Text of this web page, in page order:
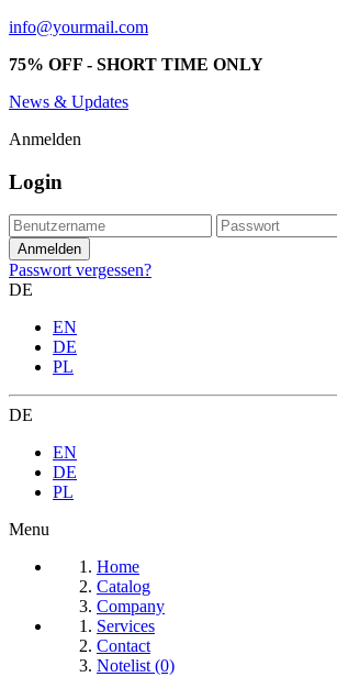
info@yourmail.com
75% OFF - SHORT TIME ONLY
News & Updates
Anmelden
Login
Passwort vergessen?
DE
EN
DE
PL
DE
EN
DE
PL
Menu
Home
Catalog
Company
Services
Contact
Notelist (0)